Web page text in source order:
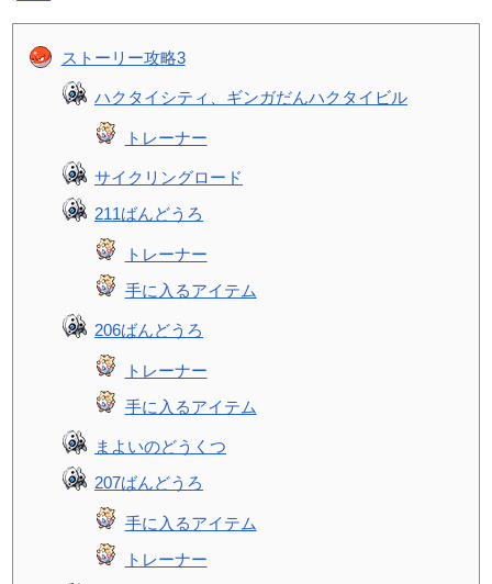
ストーリー攻略3
ハクタイシティ、ギンガだんハクタイビル
トレーナー
サイクリングロード
211ばんどうろ
トレーナー
手に入るアイテム
206ばんどうろ
トレーナー
手に入るアイテム
まよいのどうくつ
207ばんどうろ
手に入るアイテム
トレーナー